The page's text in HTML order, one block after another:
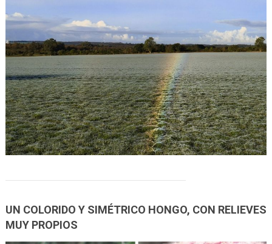
UN COLORIDO Y SIMÉTRICO HONGO, CON RELIEVES
MUY PROPIOS